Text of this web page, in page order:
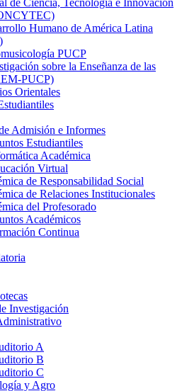
de Ciencia, Tecnología e Innovación
Humano de América Latina
PUCP
sobre la Enseñanza de las
PUCP)
Orientales
Admisión e Informes
Estudiantiles
Académica
Virtual
de Responsabilidad Social
de Relaciones Institucionales
del Profesorado
Académicos
Continua
Investigación
A
B
C
y Agro